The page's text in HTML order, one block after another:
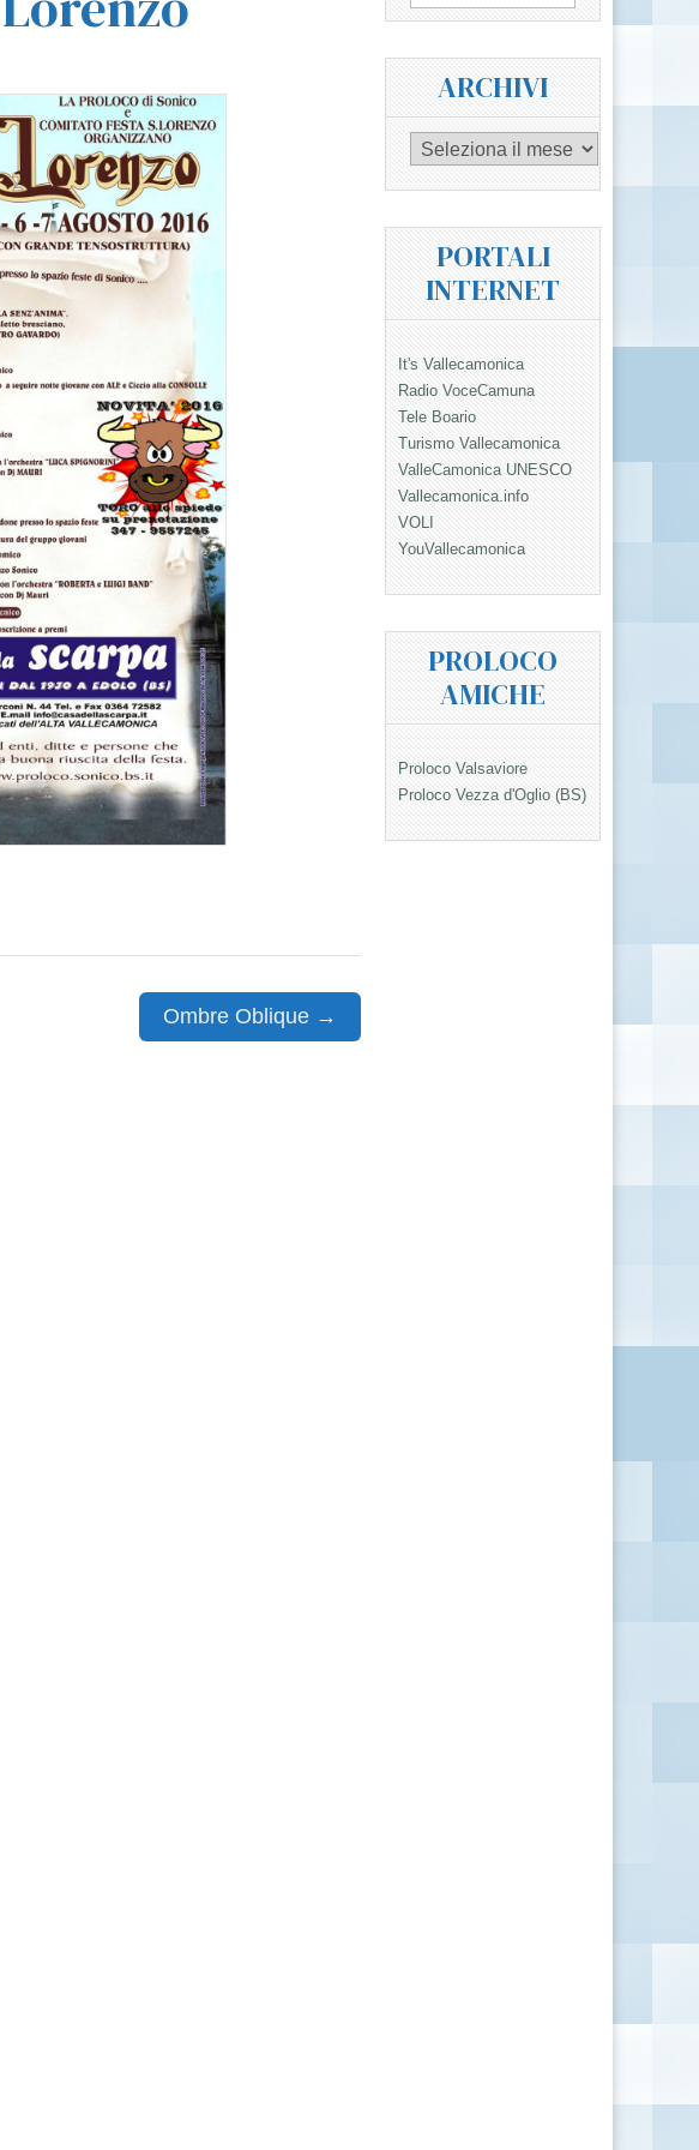
Ombre Oblique →
per:
ARCHIVI
Archivi
PORTALI
INTERNET
It's Vallecamonica
Radio VoceCamuna
Tele Boario
Turismo Vallecamonica
ValleCamonica UNESCO
Vallecamonica.info
VOLI
YouVallecamonica
PROLOCO
AMICHE
Proloco Valsaviore
Proloco Vezza d'Oglio (BS)